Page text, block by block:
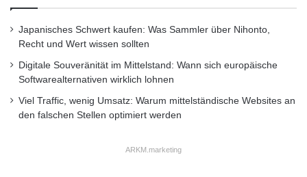
Japanisches Schwert kaufen: Was Sammler über Nihonto,
Recht und Wert wissen sollten
Digitale Souveränität im Mittelstand: Wann sich europäische
Softwarealternativen wirklich lohnen
Viel Traffic, wenig Umsatz: Warum mittelständische Websites an
den falschen Stellen optimiert werden
ARKM.marketing